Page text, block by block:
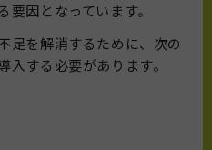
要因となっています。
足を解消するために、次の
入する必要があります。